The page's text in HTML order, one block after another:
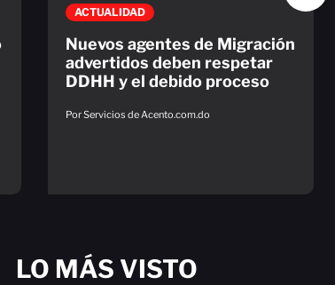
ACTUALIDAD
Nuevos agentes de Migración
advertidos deben respetar
DDHH y el debido proceso
Por Servicios de Acento.com.do
LO MÁS VISTO